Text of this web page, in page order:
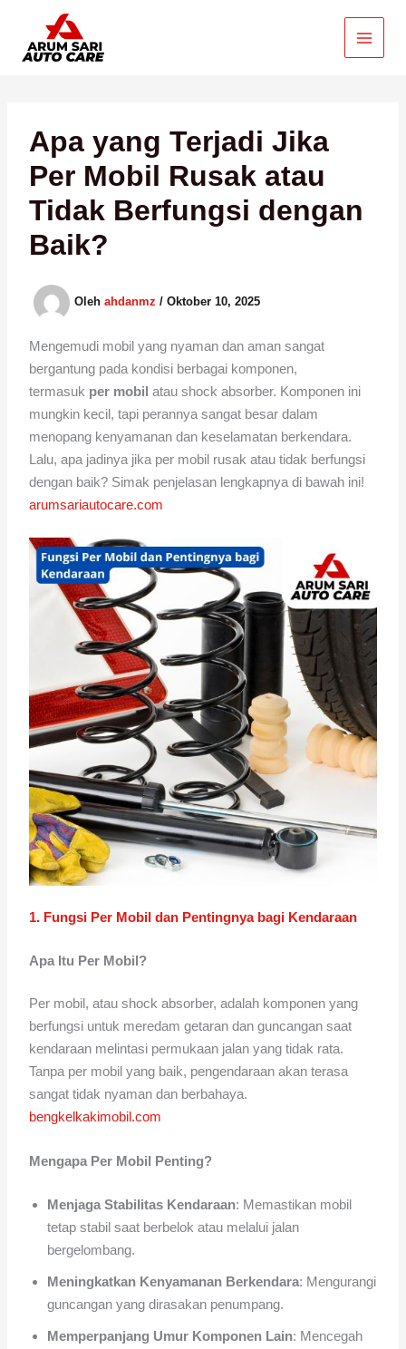
konten
Apa yang Terjadi Jika
Per Mobil Rusak atau
Tidak Berfungsi dengan
Baik?
Olehahdanmz/Oktober 10, 2025
Mengemudi mobil yang nyaman dan aman sangat
bergantung pada kondisi berbagai komponen,
termasuk per mobil atau shock absorber. Komponen ini
mungkin kecil, tapi perannya sangat besar dalam
menopang kenyamanan dan keselamatan berkendara.
Lalu, apa jadinya jika per mobil rusak atau tidak berfungsi
dengan baik? Simak penjelasan lengkapnya di bawah ini!
arumsariautocare.com
1. Fungsi Per Mobil dan Pentingnya bagi Kendaraan
Apa Itu Per Mobil?
Per mobil, atau shock absorber, adalah komponen yang
berfungsi untuk meredam getaran dan guncangan saat
kendaraan melintasi permukaan jalan yang tidak rata.
Tanpa per mobil yang baik, pengendaraan akan terasa
sangat tidak nyaman dan berbahaya.
bengkelkakimobil.com
Mengapa Per Mobil Penting?
Menjaga Stabilitas Kendaraan: Memastikan mobil
tetap stabil saat berbelok atau melalui jalan
bergelombang.
Meningkatkan Kenyamanan Berkendara: Mengurangi
guncangan yang dirasakan penumpang.
Memperpanjang Umur Komponen Lain: Mencegah